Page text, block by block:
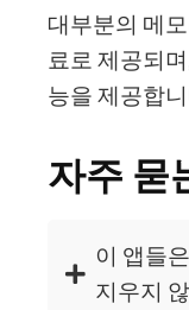
대부분의 메
료로 제공되
능을 제공합
자주 묻
이 앱들
지우지